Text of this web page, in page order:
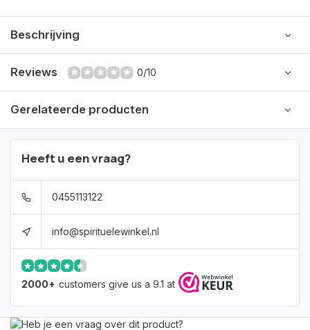
Beschrijving
Reviews 0/10
Gerelateerde producten
Heeft u een vraag?
0455113122
info@spirituelewinkel.nl
2000+ customers give us a 9.1 at